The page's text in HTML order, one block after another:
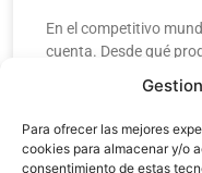
Para ofrecer las mejores
cookies para almacenar y/o
consentimiento de estas
En el competitivo
cuenta. Desde qué
emprendedores y